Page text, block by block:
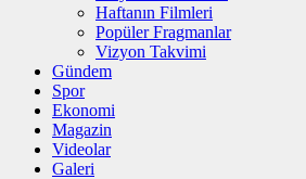
Haftanın Filmleri
Popüler Fragmanlar
Vizyon Takvimi
Gündem
Spor
Ekonomi
Magazin
Videolar
Galeri